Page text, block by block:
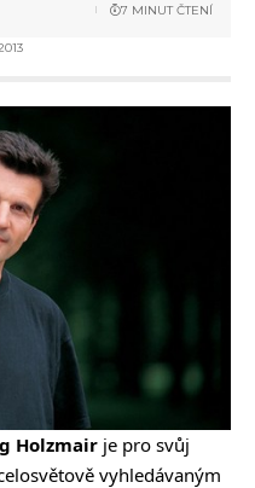
7 MINUT ČTENÍ
Holzmair je pro svůj
vyhledávaným